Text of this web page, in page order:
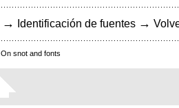
→ Identificación de fuentes →
On snot and fonts